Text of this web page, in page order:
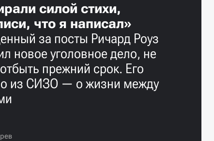
силой стихи,
что я написал»
за посты Ричард Роуз
новое уголовное дело, не
прежний срок. Его
из СИЗО — о жизни между